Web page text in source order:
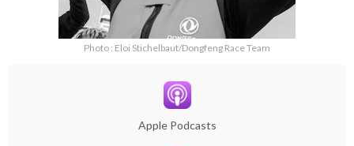
Photo : Eloi Stichelbaut/Dongfeng Race Team
Apple Podcasts